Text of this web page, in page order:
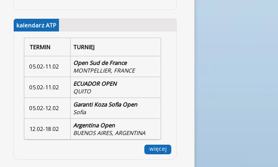
kalendarz ATP
TERMIN TURNIEJ
05.02-11.02
Open Sud de France
MONTPELLIER, FRANCE
05.02-11.02
ECUADOR OPEN
QUITO
05.02-12.02
Garanti Koza Sofia Open
Sofia
12.02-18.02
Argentina Open
BUENOS AIRES, ARGENTINA
więcej